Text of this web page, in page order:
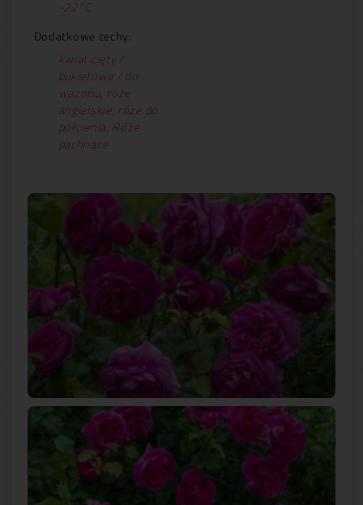
-22°C
Dodatkowe cechy:
kwiat cięty /
bukietowa / do
wazonu, róże
angielskie, róże do
półcienia, Róże
pachnące